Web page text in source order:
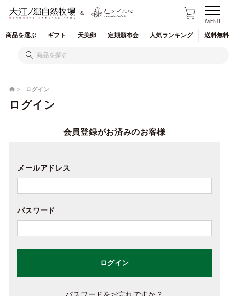
&
商品を選ぶ ギフト 天美卵 定期頒布会 人気ランキング 送料無
ログイン
ログイン
会員登録がお済みのお客様
メールアドレス
パスワード
ログイン
パスワードをお忘れですか？